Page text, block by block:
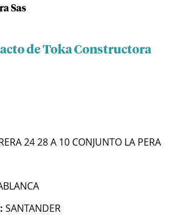
Sas
de Toka Constructora
24 28 A 10 CONJUNTO LA PERA
SANTANDER